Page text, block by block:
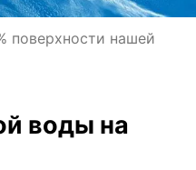
поверхности нашей
воды на